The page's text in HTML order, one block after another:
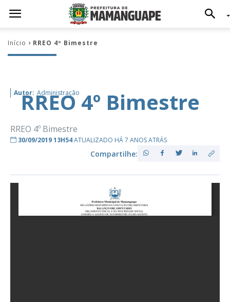
Início RREO 4º Bimestre
Autor: Administração
RREO 4º Bimestre
RREO 4º Bimestre
30/09/2019 13H54ATUALIZADO HÁ 7 ANOS ATRÁS
Compartilhe: